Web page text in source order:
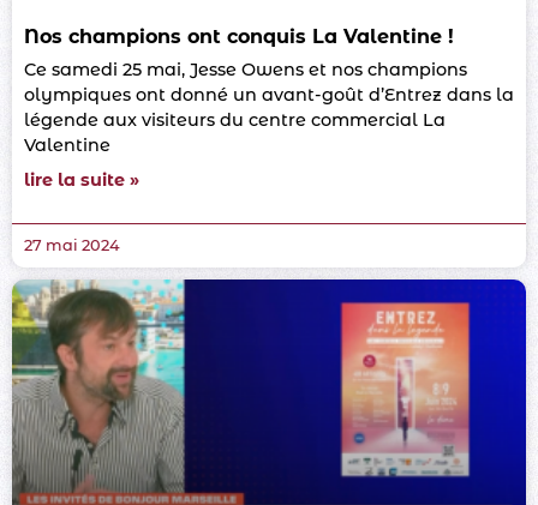
Nos champions ont conquis La Valentine !
Ce samedi 25 mai, Jesse Owens et nos champions
olympiques ont donné un avant-goût d’Entrez dans la
légende aux visiteurs du centre commercial La
Valentine
lire la suite »
27 mai 2024